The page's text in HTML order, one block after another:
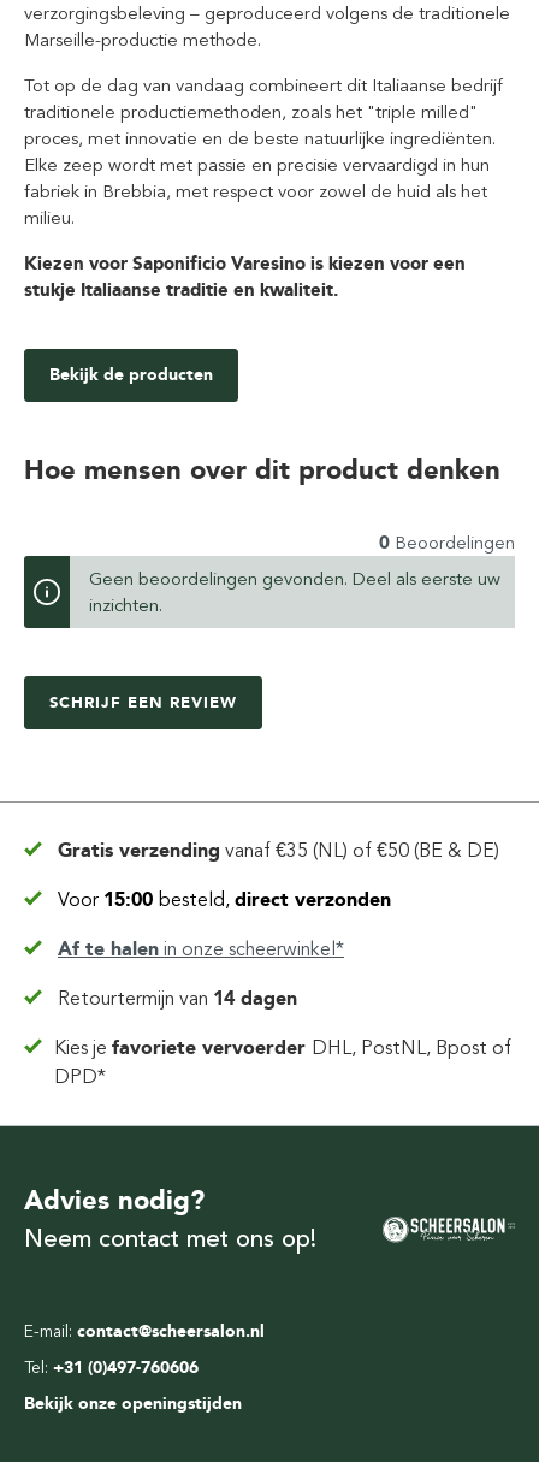
verzorgingsbeleving – geproduceerd volgens de traditionele
Marseille-productie methode.
Tot op de dag van vandaag combineert dit Italiaanse bedrijf
traditionele productiemethoden, zoals het "triple milled"
proces, met innovatie en de beste natuurlijke ingrediënten.
Elke zeep wordt met passie en precisie vervaardigd in hun
fabriek in Brebbia, met respect voor zowel de huid als het
milieu.
Kiezen voor Saponificio Varesino is kiezen voor een
stukje Italiaanse traditie en kwaliteit.
Bekijk de producten
Hoe mensen over dit product denken
0 Beoordelingen
Geen beoordelingen gevonden. Deel als eerste uw
inzichten.
SCHRIJF EEN REVIEW
Gratis verzending vanaf €35 (NL) of €50 (BE & DE)
Voor 15:00 besteld, direct verzonden
Af te halen in onze scheerwinkel*
Retourtermijn van 14 dagen
Kies jefavoriete vervoerder DHL, PostNL, Bpost of
DPD*
E-mail: contact@scheersalon.nl
Tel: +31 (0)497-760606
Bekijk onze openingstijden
Advies nodig?
Neem contact met ons op!